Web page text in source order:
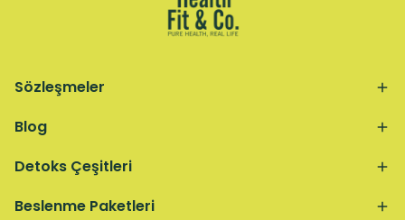
Sözleşmeler
Blog
Detoks Çeşitleri
Beslenme Paketleri